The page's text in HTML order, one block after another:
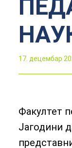
17. децембар
Факултет
Јагодини